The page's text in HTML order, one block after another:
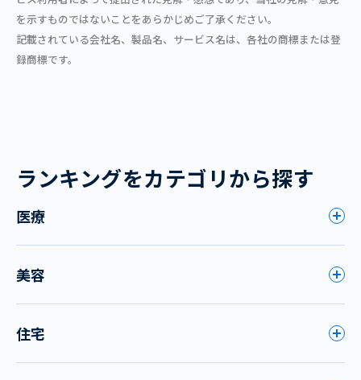
を示すものではないことをあらかじめご了承ください。
記載されている会社名、製品名、サービス名は、各社の商標または登
録商標です。
ランキングをカテゴリから探す
医療
美容
住宅